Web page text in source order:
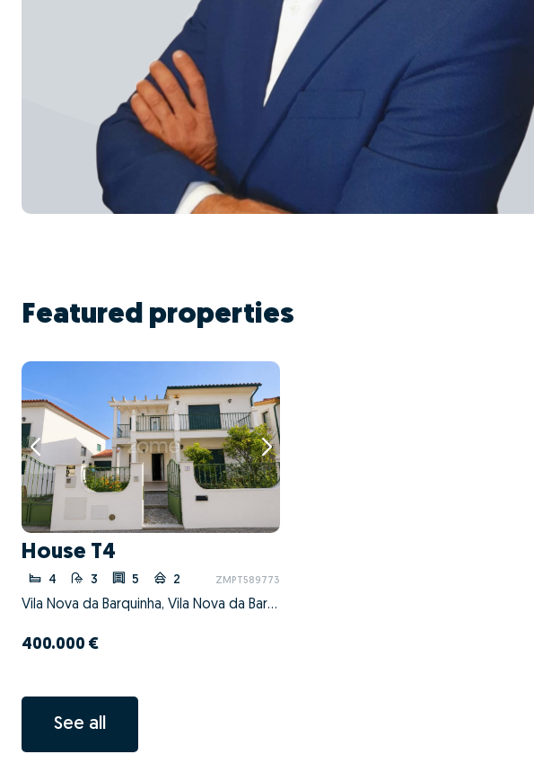
Featured properties
House T4
4 3 5 2 ZMPT589773
Vila Nova da Barquinha, Vila Nova da Barquinha, Santarém
400.000 €
See all